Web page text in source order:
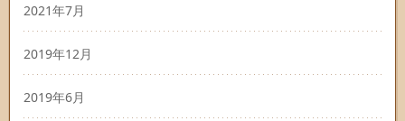
2021年7月
2019年12月
2019年6月